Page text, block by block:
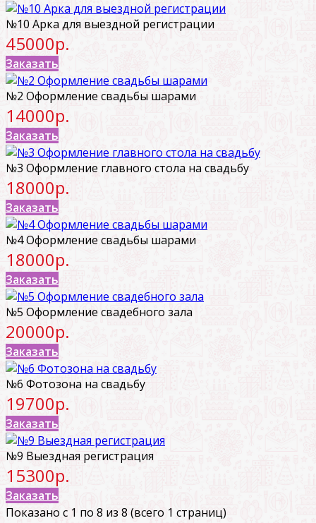
№10 Арка для выездной регистрации
45000р.
Заказать
№2 Оформление свадьбы шарами
14000р.
Заказать
№3 Оформление главного стола на свадьбу
18000р.
Заказать
№4 Оформление свадьбы шарами
18000р.
Заказать
№5 Оформление свадебного зала
20000р.
Заказать
№6 Фотозона на свадьбу
19700р.
Заказать
№9 Выездная регистрация
15300р.
Заказать
Показано с 1 по 8 из 8 (всего 1 страниц)